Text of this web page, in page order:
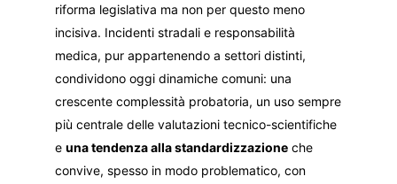
riforma legislativa ma non per questo meno
incisiva. Incidenti stradali e responsabilità
medica, pur appartenendo a settori distinti,
condividono oggi dinamiche comuni: una
crescente complessità probatoria, un uso sempre
più centrale delle valutazioni tecnico-scientifiche
euna tendenza alla standardizzazione che
convive, spesso in modo problematico, con